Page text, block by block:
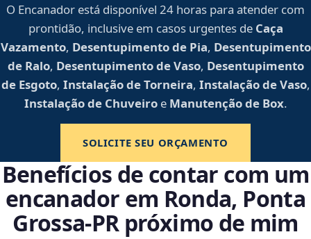
O Encanador está disponível 24 horas para atender com
prontidão, inclusive em casos urgentes de Caça
Vazamento, Desentupimento de Pia, Desentupimento
de Ralo, Desentupimento de Vaso, Desentupimento
de Esgoto, Instalação de Torneira, Instalação de Vaso,
Instalação de Chuveiroe Manutenção de Box.
SOLICITE SEU ORÇAMENTO
Benefícios de contar com um
encanador em Ronda, Ponta
Grossa‑PR próximo de mim